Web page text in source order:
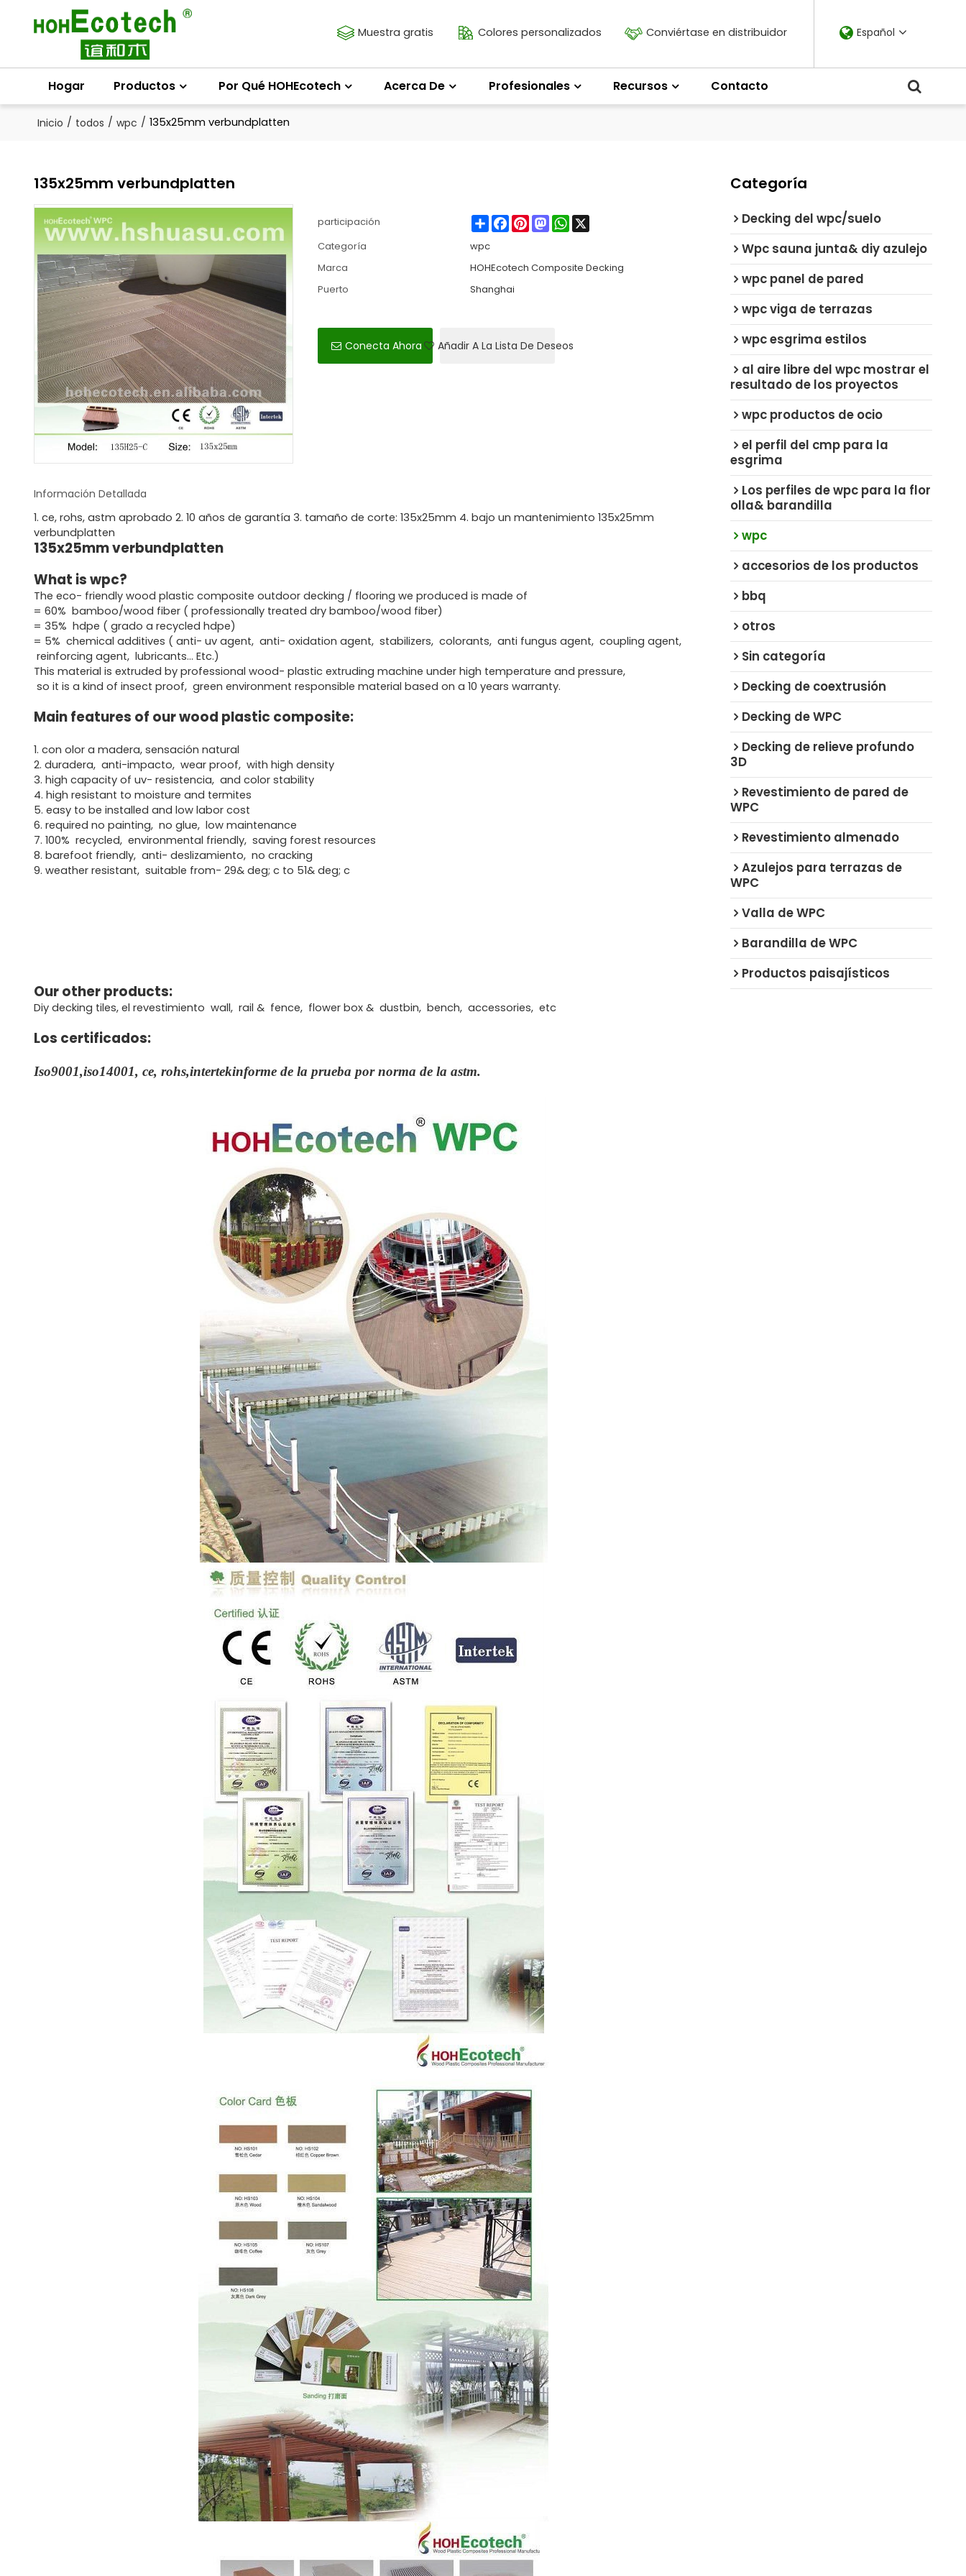
Muestra gratis Colores personalizados Conviértase en distribuidor
Hogar Productos Por Qué HOHEcotech Acerca De Profesionales Recursos Contacto
Español
Inicio / todos / wpc / 135x25mm verbundplatten
135x25mm verbundplatten
participación ShareFacebook
PinterestMastodonWhatsApp
Categoría
wpc
Marca
HOHEcotech Composite Decking
Puerto
Shanghai
Conecta Ahora Añadir A La Lista De Deseos
Información Detallada
1. ce, rohs, astm aprobado 2. 10 años de garantía 3. tamaño de corte: 135x25mm 4. bajo un mantenimiento 135x25mm
verbundplatten
135x25mm verbundplatten
What is wpc?
The eco- friendly wood plastic composite outdoor decking / flooring we produced is made of
= 60% bamboo/wood fiber ( professionally treated dry bamboo/wood fiber)
= 35% hdpe ( grado a recycled hdpe)
= 5% chemical additives ( anti- uv agent, anti- oxidation agent, stabilizers, colorants, anti fungus agent, coupling agent,
reinforcing agent, lubricants... Etc.)
This material is extruded by professional wood- plastic extruding machine under high temperature and pressure,
so it is a kind of insect proof, green environment responsible material based on a 10 years warranty.
Main features of our wood plastic composite:
1. con olor a madera, sensación natural
2. duradera, anti-impacto, wear proof, with high density
3. high capacity of uv- resistencia, and color stability
4. high resistant to moisture and termites
5. easy to be installed and low labor cost
6. required no painting, no glue, low maintenance
7. 100% recycled, environmental friendly, saving forest resources
8. barefoot friendly, anti- deslizamiento, no cracking
9. weather resistant, suitable from- 29& deg; c to 51& deg; c
Our other products:
Diy decking tiles, el revestimiento wall, rail & fence, flower box & dustbin, bench, accessories, etc
Los certificados:
Iso9001,iso14001, ce, rohs,intertekinforme de la prueba por norma de la astm.
Categoría
Decking del wpc/suelo
Wpc sauna junta& diy azulejo
wpc panel de pared
wpc viga de terrazas
wpc esgrima estilos
al aire libre del wpc mostrar el
resultado de los proyectos
wpc productos de ocio
el perfil del cmp para la
esgrima
Los perfiles de wpc para la flor
olla& barandilla
wpc
accesorios de los productos
bbq
otros
Sin categoría
Decking de coextrusión
Decking de WPC
Decking de relieve profundo
3D
Revestimiento de pared de
WPC
Revestimiento almenado
Azulejos para terrazas de
WPC
Valla de WPC
Barandilla de WPC
Productos paisajísticos